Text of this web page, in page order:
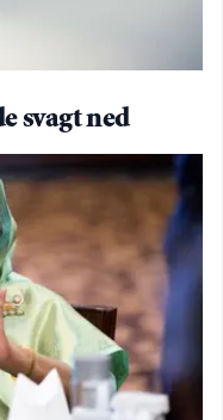
svagt ned